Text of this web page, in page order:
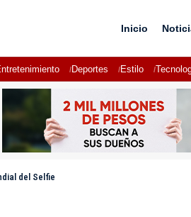
Inicio
Deportes Estilo
del Selfie